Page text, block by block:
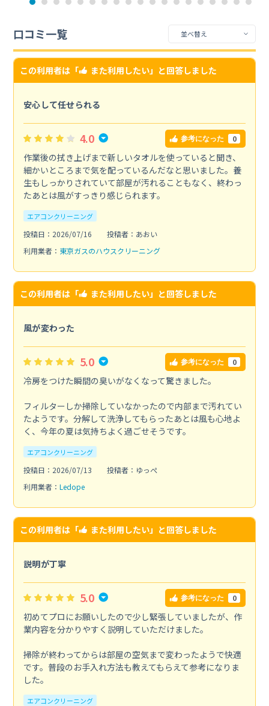
口コミ一覧
この利用者は「 また利用したい」と回答しました
安心して任せられる
4.0 参考になった 0
作業後の拭き上げまで新しいタオルを使っていると聞き、
細かいところまで気を配っているんだなと思いました。養
生もしっかりされていて部屋が汚れることもなく、終わっ
たあとは風がすっきり感じられます。
エアコンクリーニング
投稿日：2026/07/16
投稿者：あおい
利用業者： 東京ガスのハウスクリーニング
この利用者は「 また利用したい」と回答しました
風が変わった
5.0 参考になった 0
冷房をつけた瞬間の臭いがなくなって驚きました。
フィルターしか掃除していなかったので内部まで汚れてい
たようです。分解して洗浄してもらったあとは風も心地よ
く、今年の夏は気持ちよく過ごせそうです。
エアコンクリーニング
投稿日：2026/07/13
投稿者：ゆっぺ
利用業者： Ledope
この利用者は「 また利用したい」と回答しました
説明が丁寧
5.0 参考になった 0
初めてプロにお願いしたので少し緊張していましたが、作
業内容を分かりやすく説明していただけました。
掃除が終わってからは部屋の空気まで変わったようで快適
です。普段のお手入れ方法も教えてもらえて参考になりま
した。
エアコンクリーニング